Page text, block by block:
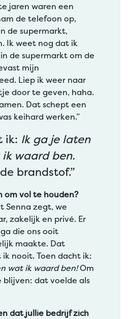
jaren waren een
de telefoon op,
de supermarkt,
Ik weet nog dat ik
de supermarkt om de
mijn
Liep ik weer naar
door te geven, haha.
Dat schept een
keihard werken.”
ik: Ik ga je laten
waard ben.
brandstof.”
om vol te houden?
Senna zegt, we
zakelijk en privé. Er
die ons ooit
maakte. Dat
nooit. Toen dacht ik:
wat ik waard ben!Om
dat voelde als
dat jullie bedrijf zich